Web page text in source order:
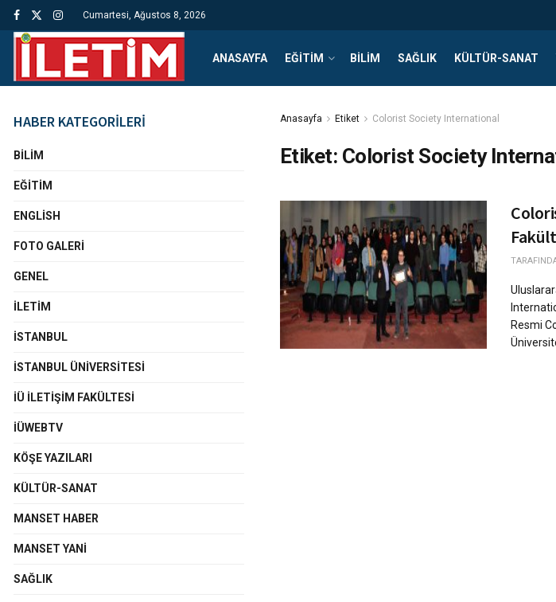
Cumartesi, Ağustos 8, 2026
ANASAYFA EĞITIM BILIM SAĞLIK KÜLTÜR-SANAT
Anasayfa Etiket Colorist Society International
Etiket: Colorist Society
Resmi
HABER KATEGORİLERİ
BILIM
EĞITIM
ENGLISH
FOTO GALERI
GENEL
İLETIM
İSTANBUL
İSTANBUL ÜNIVERSITESI
İÜ İLETIŞIM FAKÜLTESI
İÜWEBTV
KÖŞE YAZILARI
KÜLTÜR-SANAT
MANSET HABER
MANSET YANI
SAĞLIK